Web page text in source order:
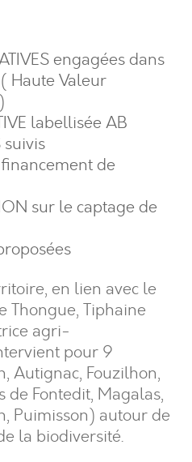
engagées dans
Haute Valeur
labellisée AB
suivis
de
sur le captage de
en lien avec le
Thongue, Tiphaine
agri-
pour 9
Autignac, Fouzilhon,
de Fontedit, Magalas,
Puimisson) autour de
la biodiversité.